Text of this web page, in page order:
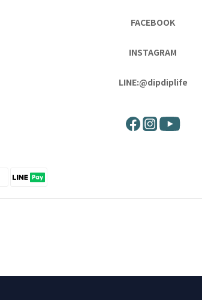
FACEBOOK
INSTAGRAM
LINE:@dipdiplife